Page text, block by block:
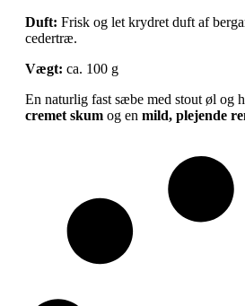
Duft: Frisk og let krydret duft af
cedertræ.
Vægt: ca. 100 g
En naturlig fast sæbe med stout øl og
cremet skum og en mild, plejende